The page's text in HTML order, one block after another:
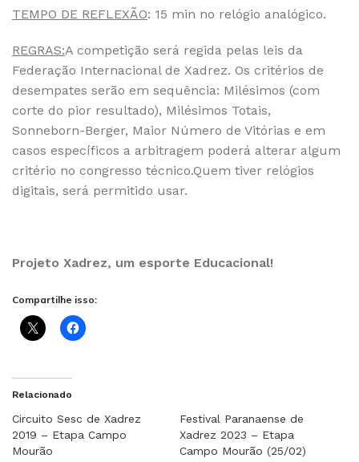
TEMPO DE REFLEXÃO: 15 min no relógio analógico.
REGRAS:A competição será regida pelas leis da
Federação Internacional de Xadrez. Os critérios de
desempates serão em sequência: Milésimos (com
corte do pior resultado), Milésimos Totais,
Sonneborn-Berger, Maior Número de Vitórias e em
casos específicos a arbitragem poderá alterar algum
critério no congresso técnico.Quem tiver relógios
digitais, será permitido usar.
Projeto Xadrez, um esporte Educacional!
Compartilhe isso:
Relacionado
Circuito Sesc de Xadrez
2019 – Etapa Campo
Mourão
Festival Paranaense de
Xadrez 2023 – Etapa
Campo Mourão (25/02)